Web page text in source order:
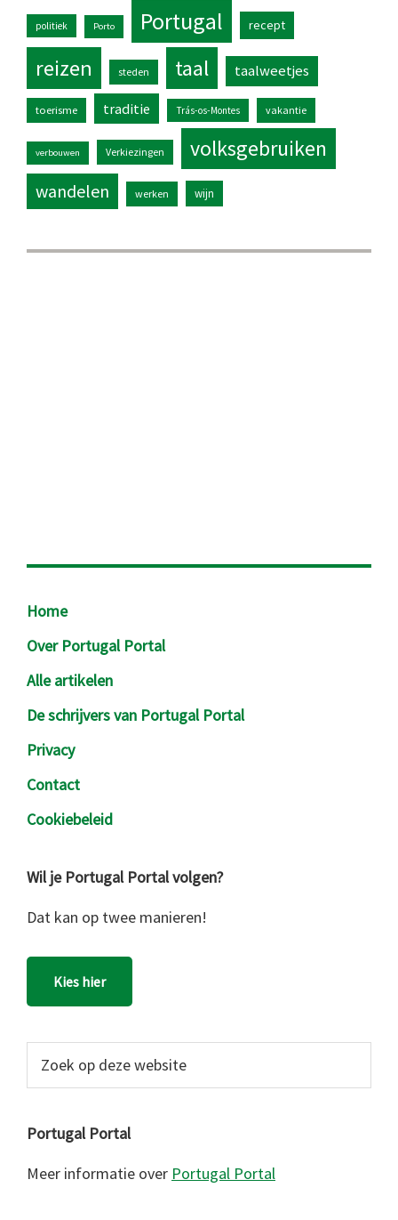
politiek Porto Portugal recept
reizen steden taal taalweetjes
toerisme traditie Trás-os-Montes vakantie
verbouwen Verkiezingen volksgebruiken
wandelen werken wijn
Footer
Home
Over Portugal Portal
Alle artikelen
De schrijvers van Portugal Portal
Privacy
Contact
Cookiebeleid
Wil je Portugal Portal volgen?
Dat kan op twee manieren!
Kies hier
website
Portugal Portal
Meer informatie over Portugal Portal